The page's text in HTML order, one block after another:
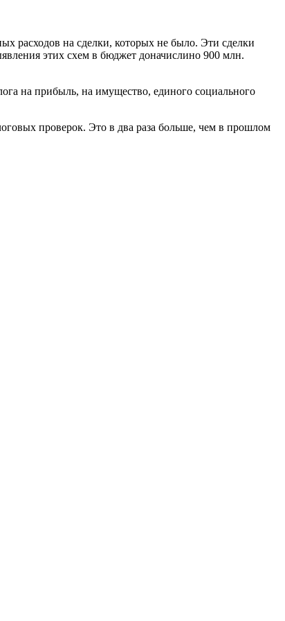
расходов на сделки, которых не было. Эти сделки
этих схем в бюджет доначислино 900 млн.
на прибыль, на имущество, единого социального
проверок. Это в два раза больше, чем в прошлом